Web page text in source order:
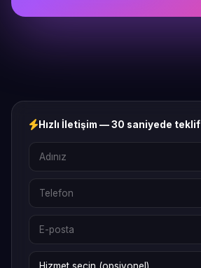
Hızlı İletişim — 30 saniyede teklif